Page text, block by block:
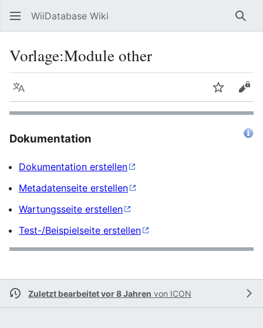
WiiDatabase Wiki
Vorlage:Module other
Sprache
Dokumentation
Dokumentation erstellen
Metadatenseite erstellen
Wartungsseite erstellen
Test-/Beispielseite erstellen
Zuletzt bearbeitet vor 8 Jahren von ICON